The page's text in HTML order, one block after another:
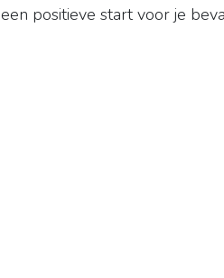
een positieve start voor je